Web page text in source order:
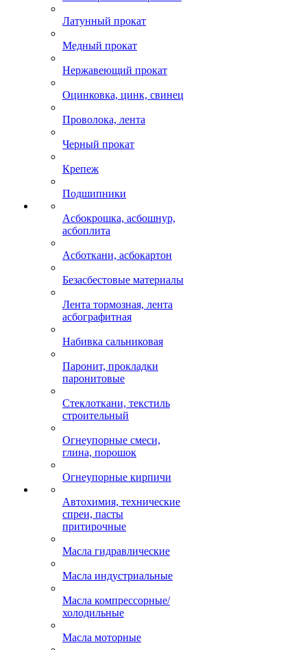
Латунный прокат
Медный прокат
Нержавеющий прокат
Оцинковка, цинк, свинец
Проволока, лента
Черный прокат
Крепеж
Подшипники
Асбокрошка, асбошнур,
асбоплита
Асботкани, асбокартон
Безасбестовые материалы
Лента тормозная, лента
асбографитная
Набивка сальниковая
Паронит, прокладки
паронитовые
Стеклоткани, текстиль
строительный
Огнеупорные смеси,
глина, порошок
Огнеупорные кирпичи
Автохимия, технические
спреи, пасты
притирочные
Масла гидравлические
Масла индустриальные
Масла компрессорные/
холодильные
Масла моторные